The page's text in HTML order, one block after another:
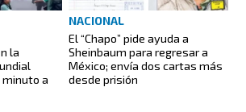
la
minuto a
NACIONAL
El “Chapo” pide ayuda a
Sheinbaum para regresar a
México; envía dos cartas más
desde prisión